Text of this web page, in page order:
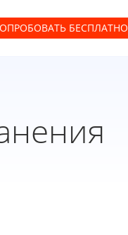
БЕСПЛАТНО